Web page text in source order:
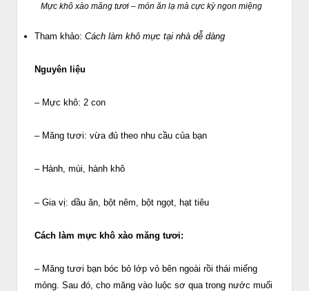
Mực khô xào măng tươi – món ăn lạ mà cực kỳ ngon miệng
Tham khảo: Cách làm khô mực tại nhà dễ dàng
Nguyên liệu
– Mực khô: 2 con
– Măng tươi: vừa đủ theo nhu cầu của bạn
– Hành, mùi, hành khô
– Gia vị: dầu ăn, bột nêm, bột ngọt, hạt tiêu
Cách làm mực khô xào măng tươi:
– Măng tươi bạn bóc bỏ lớp vỏ bên ngoài rồi thái miếng
mỏng. Sau đó, cho măng vào luộc sơ qua trong nước muối